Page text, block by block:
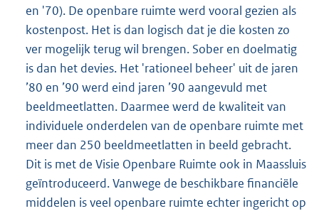
en '70). De openbare ruimte werd vooral gezien als
kostenpost. Het is dan logisch dat je die kosten zo
ver mogelijk terug wil brengen. Sober en doelmatig
is dan het devies. Het 'rationeel beheer' uit de jaren
’80 en ’90 werd eind jaren ’90 aangevuld met
beeldmeetlatten. Daarmee werd de kwaliteit van
individuele onderdelen van de openbare ruimte met
meer dan 250 beeldmeetlatten in beeld gebracht.
Dit is met de Visie Openbare Ruimte ook in Maassluis
geïntroduceerd. Vanwege de beschikbare financiële
middelen is veel openbare ruimte echter ingericht op